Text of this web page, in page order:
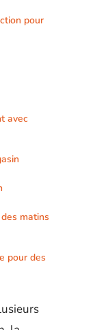
pour
avec
matins
pour des